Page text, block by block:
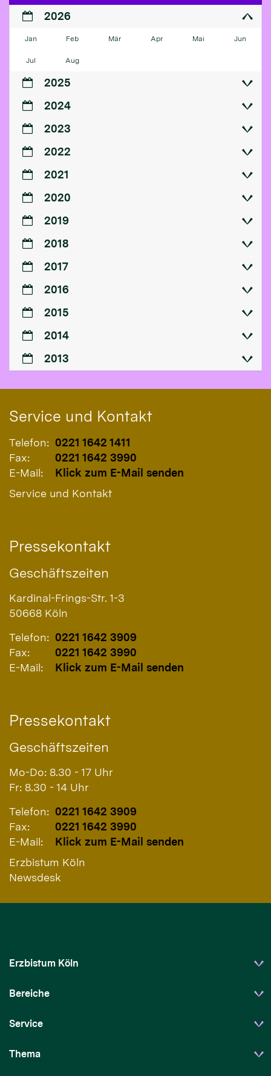
2026
Jan Feb Mär Apr Mai Jun
Jul Aug
2025
2024
2023
2022
2021
2020
2019
2018
2017
2016
2015
2014
2013
Service und Kontakt
Telefon: 0221 1642 1411
Fax:
0221 1642 3990
E-Mail:
Klick zum E-Mail senden
Service und Kontakt
Pressekontakt
Geschäftszeiten
Kardinal-Frings-Str. 1-3
50668 Köln
Telefon: 0221 1642 3909
Fax:
0221 1642 3990
E-Mail:
Klick zum E-Mail senden
Pressekontakt
Geschäftszeiten
Mo-Do: 8.30 - 17 Uhr
Fr: 8.30 - 14 Uhr
Telefon: 0221 1642 3909
Fax:
0221 1642 3990
E-Mail:
Klick zum E-Mail senden
Erzbistum Köln
Newsdesk
Erzbistum Köln
Bereiche
Service
Thema